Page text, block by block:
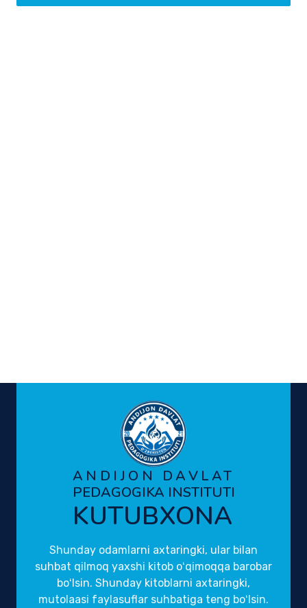
ANDIJON DAVLAT
PEDAGOGIKA INSTITUTI
KUTUBXONA
Shunday odamlarni axtaringki, ular bilan
suhbat qilmoq yaxshi kitob oʻqimoqqa barobar
boʻlsin. Shunday kitoblarni axtaringki,
mutolaasi faylasuflar suhbatiga teng boʻlsin.